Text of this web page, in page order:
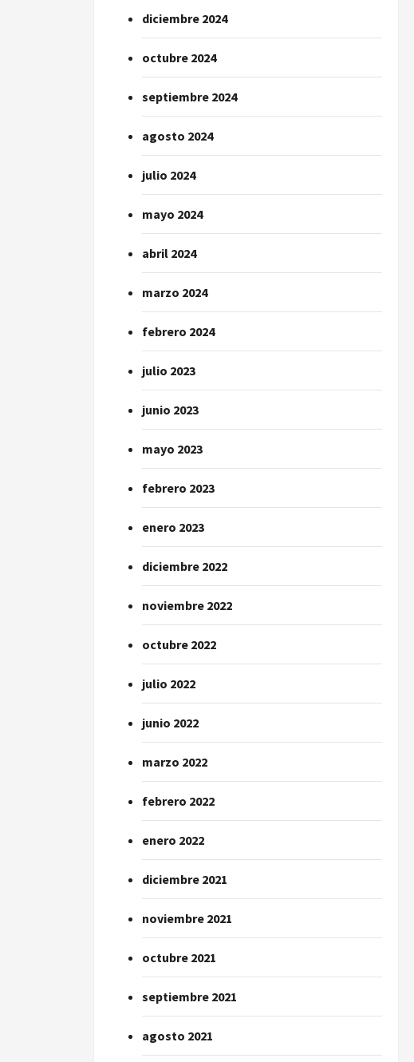
diciembre 2024
octubre 2024
septiembre 2024
agosto 2024
julio 2024
mayo 2024
abril 2024
marzo 2024
febrero 2024
julio 2023
junio 2023
mayo 2023
febrero 2023
enero 2023
diciembre 2022
noviembre 2022
octubre 2022
julio 2022
junio 2022
marzo 2022
febrero 2022
enero 2022
diciembre 2021
noviembre 2021
octubre 2021
septiembre 2021
agosto 2021